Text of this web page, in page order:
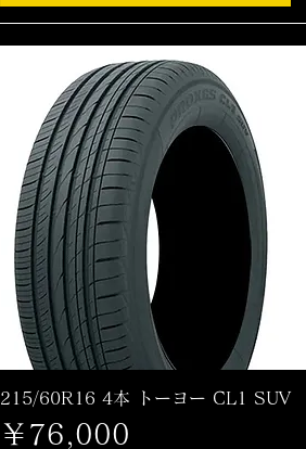
215/60R16 4本 トーヨー CL1 SUV
価格
￥76,000